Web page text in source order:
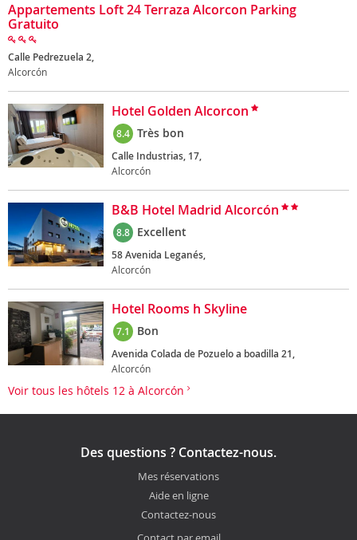
Appartements Loft 24 Terraza Alcorcon Parking
Gratuito
Calle Pedrezuela 2,
Alcorcón
Hotel Golden Alcorcon
8.4 Très bon
Calle Industrias, 17,
Alcorcón
B&B Hotel Madrid Alcorcón
8.8 Excellent
58 Avenida Leganés,
Alcorcón
Hotel Rooms h Skyline
7.1 Bon
Avenida Colada de Pozuelo a boadilla 21,
Alcorcón
Voir tous les hôtels 12 à Alcorcón
Des questions ? Contactez-nous.
Mes réservations
Aide en ligne
Contactez-nous